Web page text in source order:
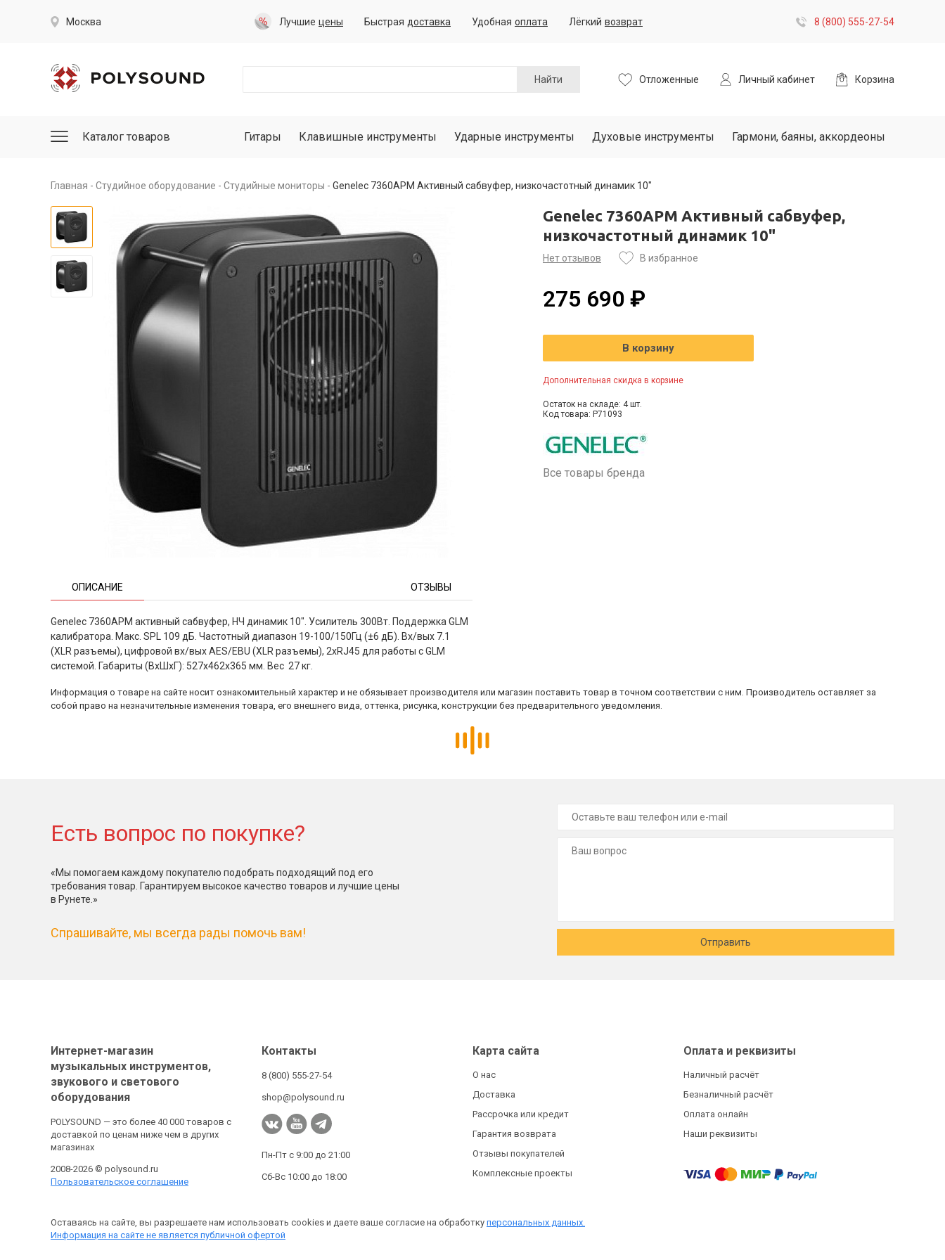
Москва Лучшие цены Быстрая доставка Удобная оплата Лёгкий возврат 8 (800) 555-27-54
Найти Отложенные Личный кабинет Корзина
Каталог товаров Гитары Клавишные инструменты Ударные инструменты Духовые инструменты Гармони, баяны, аккордеоны
Главная Студийное оборудование Студийные мониторы Genelec 7360APM Активный сабвуфер, низкочастотный динамик 10"
ОПИСАНИЕ ОТЗЫВЫ
Genelec 7360APM активный сабвуфер, НЧ динамик 10". Усилитель 300Вт. Поддержка GLM
калибратора. Макс. SPL 109 дБ. Частотный диапазон 19-100/150Гц (±6 дБ). Вх/вых 7.1
(XLR разъемы), цифровой вх/вых AES/EBU (XLR разъемы), 2xRJ45 для работы с GLM
системой. Габариты (ВхШхГ): 527х462х365 мм. Вес 27 кг.
Genelec 7360APM Активный сабвуфер,
низкочастотный динамик 10"
Нет отзывов В избранное
275 690 ₽
В корзину
Дополнительная скидка в корзине
Остаток на складе: 4 шт.
Код товара: P71093
Все товары бренда
Информация о товаре на сайте носит ознакомительный характер и не обязывает производителя или магазин поставить товар в точном соответствии с ним. Производитель оставляет за
собой право на незначительные изменения товара, его внешнего вида, оттенка, рисунка, конструкции без предварительного уведомления.
Есть вопрос по покупке?
«Мы помогаем каждому покупателю подобрать подходящий под его
требования товар. Гарантируем высокое качество товаров и лучшие цены
в Рунете.»
Спрашивайте, мы всегда рады помочь вам!
Отправить
Интернет-магазин
музыкальных инструментов,
звукового и светового
оборудования
POLYSOUND — это более 40 000 товаров с
доставкой по ценам ниже чем в других
магазинах
2008-2026 © polysound.ru
Пользовательское соглашение
Контакты
8 (800) 555-27-54
shop@polysound.ru
Пн-Пт с 9:00 до 21:00
Сб-Вс 10:00 до 18:00
Карта сайта
О нас
Доставка
Рассрочка или кредит
Гарантия возврата
Отзывы покупателей
Комплексные проекты
Оплата и реквизиты
Наличный расчёт
Безналичный расчёт
Оплата онлайн
Наши реквизиты
Оставаясь на сайте, вы разрешаете нам использовать cookies и даете ваше согласие на обработку персональных данных.
Информация на сайте не является публичной офертой